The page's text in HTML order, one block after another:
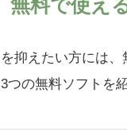
無料で使え
抑えたい方には
つの無料ソフトを